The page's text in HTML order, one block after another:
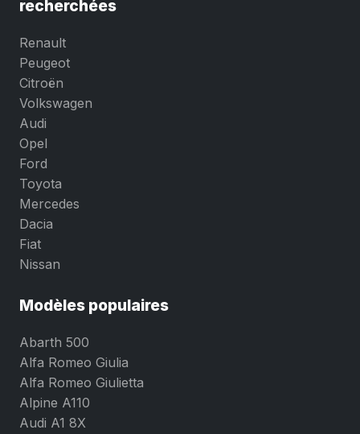
recherchées
Renault
Peugeot
Citroën
Volkswagen
Audi
Opel
Ford
Toyota
Mercedes
Dacia
Fiat
Nissan
Modèles populaires
Abarth 500
Alfa Romeo Giulia
Alfa Romeo Giulietta
Alpine A110
Audi A1 8X